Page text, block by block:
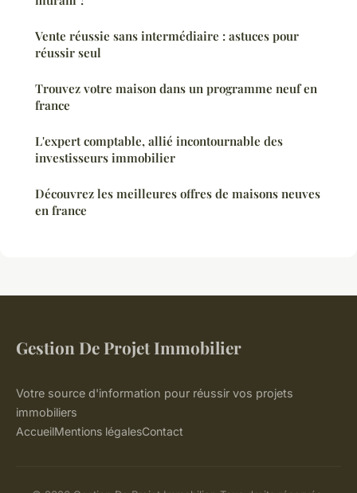
Vente réussie sans intermédiaire : astuces pour
réussir seul
Trouvez votre maison dans un programme neuf en
france
L'expert comptable, allié incontournable des
investisseurs immobilier
Découvrez les meilleures offres de maisons neuves
en france
Gestion De Projet Immobilier
Votre source d'information pour réussir vos projets
immobiliers
AccueilMentions légalesContact